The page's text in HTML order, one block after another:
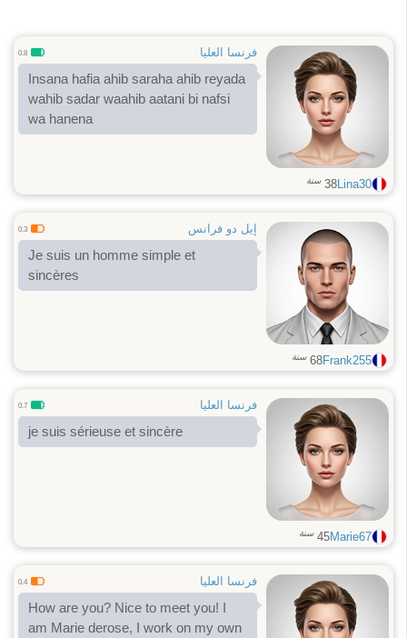
فرنسا العليا 0.8
Insana hafia ahib saraha ahib reyada
wahib sadar waahib aatani bi nafsi
wa hanena
Lina30
38 سنة
إيل دو فرانس 0.3
Je suis un homme simple et
sincères
Frank255
68 سنة
فرنسا العليا 0.7
je suis sérieuse et sincère
Marie67
45 سنة
فرنسا العليا 0.4
How are you? Nice to meet you! I
am Marie derose, I work on my own